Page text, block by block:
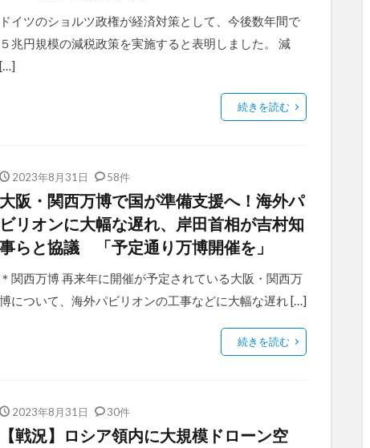
ドイツのショルツ政権が経済対策として、今後数年間で
５兆円規模の減税政策を実施すると表明しました。 減
[…]
続きを読む
2023年8月31日 58件
大阪・関西万博で国が準備支援へ！海外パ
ビリオンに大幅な遅れ、岸田首相が吉村知
事らと協議 「予定通り万博開催を」
＊関西万博 再来年に開催が予定されている大阪・関西万
博について、海外パビリオンの工事などに大幅な遅れ […]
続きを読む
2023年8月31日 30件
【戦況】ロシア領内に大規模ドローン空